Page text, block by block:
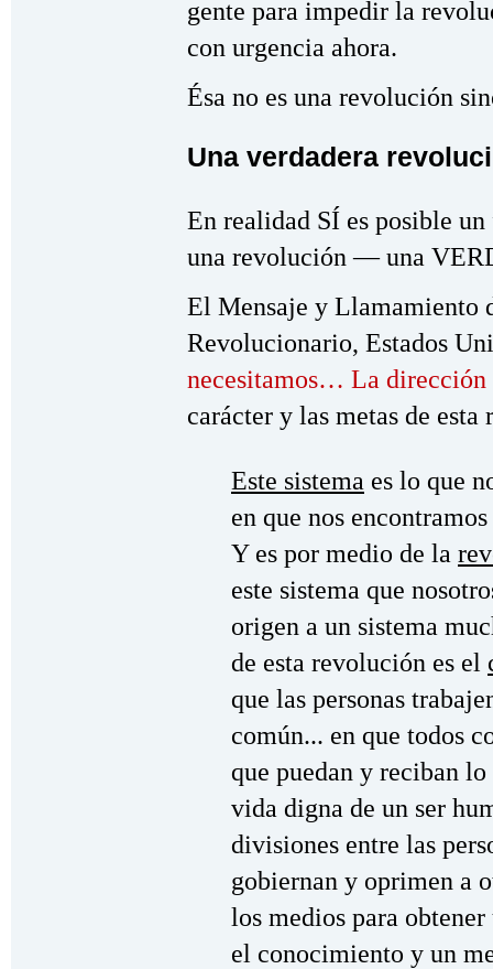
gente para impedir la
con urgencia ahora.
Ésa no es una revolución
Una verdadera
En realidad SÍ es posible
una revolución — una
El Mensaje y Llamamiento
Revolucionario, Estados
necesitamos… La dirección
carácter y las metas de
Este sistema es lo que
en que nos
Y es por medio de la
este sistema que
origen a un sistema
de esta revolución es el
que las personas
común... en que todos
que puedan y reciban
vida digna de un ser
divisiones entre las
gobiernan y oprimen a
los medios para
el conocimiento y un